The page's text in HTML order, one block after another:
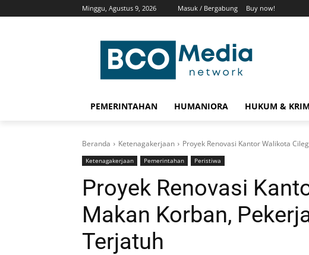
Minggu, Agustus 9, 2026 Masuk / Bergabung Buy now!
PEMERINTAHAN HUMANIORA HUKUM &
Beranda Ketenagakerjaan Proyek Renovasi Kantor Walikota
Ketenagakerjaan Pemerintahan Peristiwa
Proyek Renovasi
Makan Korban,
Terjatuh